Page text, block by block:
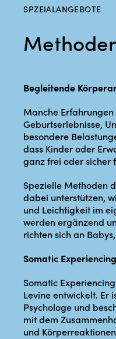
SPZEIALANGEBOTE
Begleitende
Manche
Geburtserlebnisse,
besondere
dass Kinder oder
ganz frei oder sicher
Spezielle Methoden
dabei unterstützen,
und Leichtigkeit im
werden ergänzend
richten sich an
Somatic
Somatic
Levine entwickelt. Er
Psychologe und
mit dem
und